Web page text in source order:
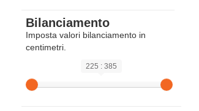
Bilanciamento
Imposta valori bilanciamento in
centimetri.
225 : 385